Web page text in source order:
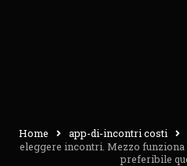
Home app-di-incontri costi
eleggere incontri. Mezzo
preferibile